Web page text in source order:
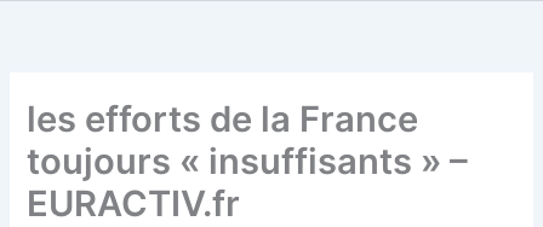
les efforts de la France
toujours « insuffisants » –
EURACTIV.fr